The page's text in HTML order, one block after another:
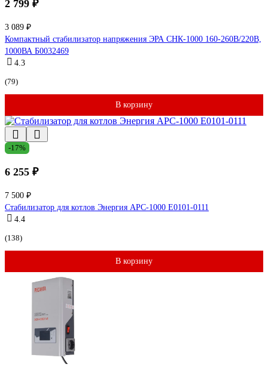
2 799 ₽
3 089 ₽
Компактный стабилизатор напряжения ЭРА СНК-1000 160-260В/220В,
1000ВА Б0032469
4.3
(79)
В корзину
-17%
6 255 ₽
7 500 ₽
Стабилизатор для котлов Энергия АРС-1000 Е0101-0111
4.4
(138)
В корзину